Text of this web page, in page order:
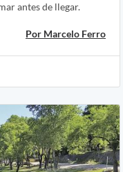
antes de llegar.
Por Marcelo Ferro